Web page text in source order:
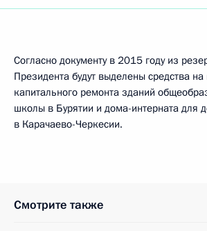
Согласно документу в 2015 году из
Президента будут выделены средства
капитального ремонта зданий
школы в Бурятии и дома-интерната для
в Карачаево-Черкесии.
Смотрите также